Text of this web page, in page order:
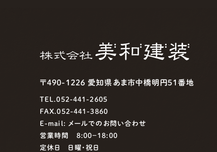
〒490-1226 愛知県あま市中橋明円51番地
TEL.052-441-2605
FAX.052-441-3860
E-mail: メールでのお問い合わせ
営業時間 8:00−18:00
定休日 日曜・祝日